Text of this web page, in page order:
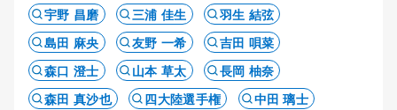
宇野 昌磨
三浦 佳生
羽生 結弦
島田 麻央
友野 一希
吉田 唄菜
森口 澄士
山本 草太
長岡 柚奈
森田 真沙也
四大陸選手権
中田 璃士